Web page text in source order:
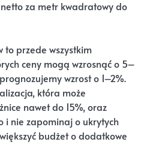
za metr kwadratowy do
to przede wszystkim
ceny mogą wzrosnąć o 5–
wzrost o 1–2%.
która może
nawet do 15%, oraz
i nie zapominaj o ukrytych
budżet o dodatkowe